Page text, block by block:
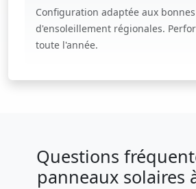
Configuration adaptée aux
d'ensoleillement régionales.
toute l'année.
Questions
panneaux solaires